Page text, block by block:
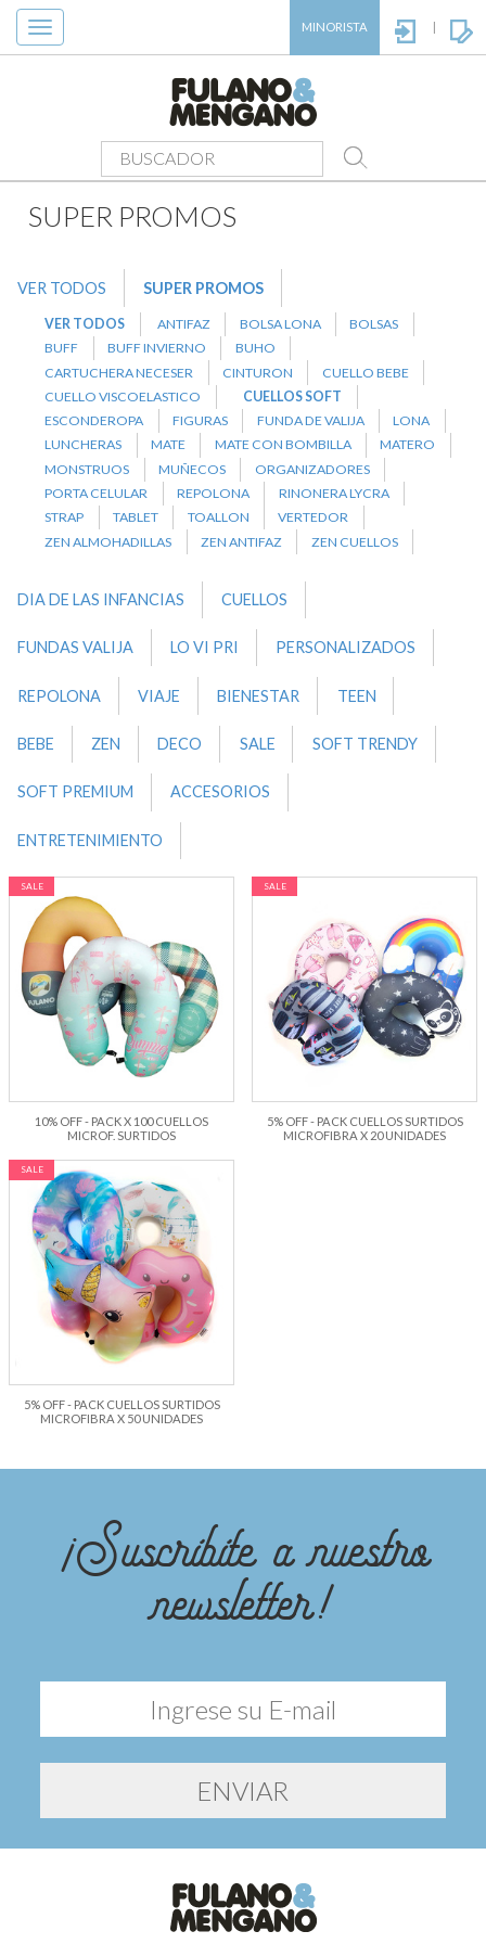
Toggle
navigation
MINORISTA
SUPER PROMOS >
SUPER PROMOS
VER TODOS SUPER PROMOS
VER TODOS ANTIFAZ BOLSA LONA
BOLSAS
BUFF
BUFF INVIERNO
BUHO
CARTUCHERA NECESER
CINTURON
CUELLO BEBE
CUELLO VISCOELASTICO
CUELLOS SOFT
ESCONDEROPA
FIGURAS FUNDA DE VALIJA
LONA
LUNCHERAS
MATE MATE CON BOMBILLA
MATERO
MONSTRUOS
MUÑECOS
ORGANIZADORES
PORTA CELULAR
REPOLONA
RINONERA LYCRA
STRAP
TABLET TOALLON
VERTEDOR
ZEN ALMOHADILLAS
ZEN ANTIFAZ ZEN CUELLOS
DIA DE LAS INFANCIAS CUELLOS
FUNDAS VALIJA LO VI PRI PERSONALIZADOS
REPOLONA VIAJE BIENESTAR TEEN
BEBE ZEN DECO SALE SOFT TRENDY
SOFT PREMIUM ACCESORIOS
ENTRETENIMIENTO
SALE
10% OFF - PACK X 100 CUELLOS
MICROF. SURTIDOS
SALE
5% OFF - PACK CUELLOS SURTIDOS
MICROFIBRA X 20 UNIDADES
SALE
5% OFF - PACK CUELLOS SURTIDOS
MICROFIBRA X 50 UNIDADES
¡Suscribite a nuestro
newsletter!